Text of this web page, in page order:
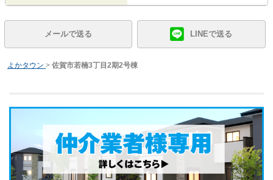
メールで送る LINEで送る
よかタウン > 佐賀市若楠3丁目2期2号棟